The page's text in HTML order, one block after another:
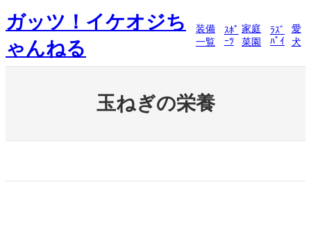
容
ス
キ
ガッツ！イケオジち
ゃんねる
装備
一覧
ｽﾎﾟ
ｰﾂ
家庭
菜園
ﾗｽﾞ
ﾊﾟｲ
愛
犬
玉ねぎの栄養